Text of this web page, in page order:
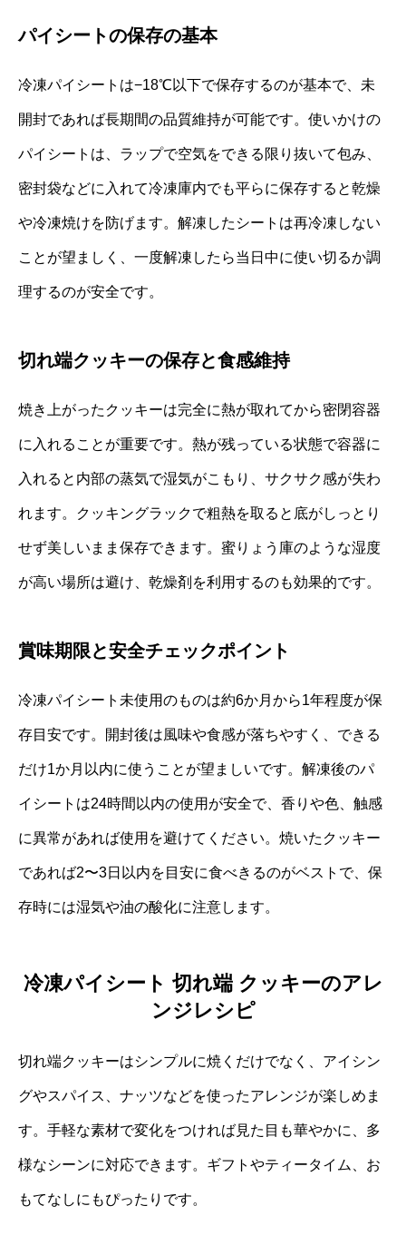
パイシートの保存の基本
冷凍パイシートは−18℃以下で保存するのが基本で、未
開封であれば長期間の品質維持が可能です。使いかけの
パイシートは、ラップで空気をできる限り抜いて包み、
密封袋などに入れて冷凍庫内でも平らに保存すると乾燥
や冷凍焼けを防げます。解凍したシートは再冷凍しない
ことが望ましく、一度解凍したら当日中に使い切るか調
理するのが安全です。
切れ端クッキーの保存と食感維持
焼き上がったクッキーは完全に熱が取れてから密閉容器
に入れることが重要です。熱が残っている状態で容器に
入れると内部の蒸気で湿気がこもり、サクサク感が失わ
れます。クッキングラックで粗熱を取ると底がしっとり
せず美しいまま保存できます。蜜りょう庫のような湿度
が高い場所は避け、乾燥剤を利用するのも効果的です。
賞味期限と安全チェックポイント
冷凍パイシート未使用のものは約6か月から1年程度が保
存目安です。開封後は風味や食感が落ちやすく、できる
だけ1か月以内に使うことが望ましいです。解凍後のパ
イシートは24時間以内の使用が安全で、香りや色、触感
に異常があれば使用を避けてください。焼いたクッキー
であれば2〜3日以内を目安に食べきるのがベストで、保
存時には湿気や油の酸化に注意します。
冷凍パイシート 切れ端 クッキーのアレ
ンジレシピ
切れ端クッキーはシンプルに焼くだけでなく、アイシン
グやスパイス、ナッツなどを使ったアレンジが楽しめま
す。手軽な素材で変化をつければ見た目も華やかに、多
様なシーンに対応できます。ギフトやティータイム、お
もてなしにもぴったりです。